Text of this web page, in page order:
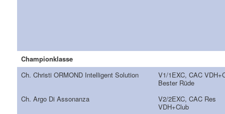
Championklasse
Ch. Christi ORMOND Intelligent Solution
V1/1EXC, CAC
Bester Rüde
Ch. Argo Di Assonanza
V2/2EXC, CAC Res
VDH+Club